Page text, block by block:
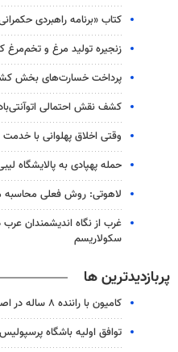
کتاب «برنامه راهبردی
زنجیره تولید مرغ و تخم‌مرغ
پرداخت خسارت‌های بخش
کشف نقش احتمالی
وقتی اخلاق پهلوانی با
حمله پهپادی به پالایشگاه
لاهوتی: روش فعلی
غرب از نگاه اندیشمندان
سکولاریسم
پربازدیدترین ها
کامیون با راننده ۸ ساله در اصفهان توقیف شد
توافق اولیه باشگاه